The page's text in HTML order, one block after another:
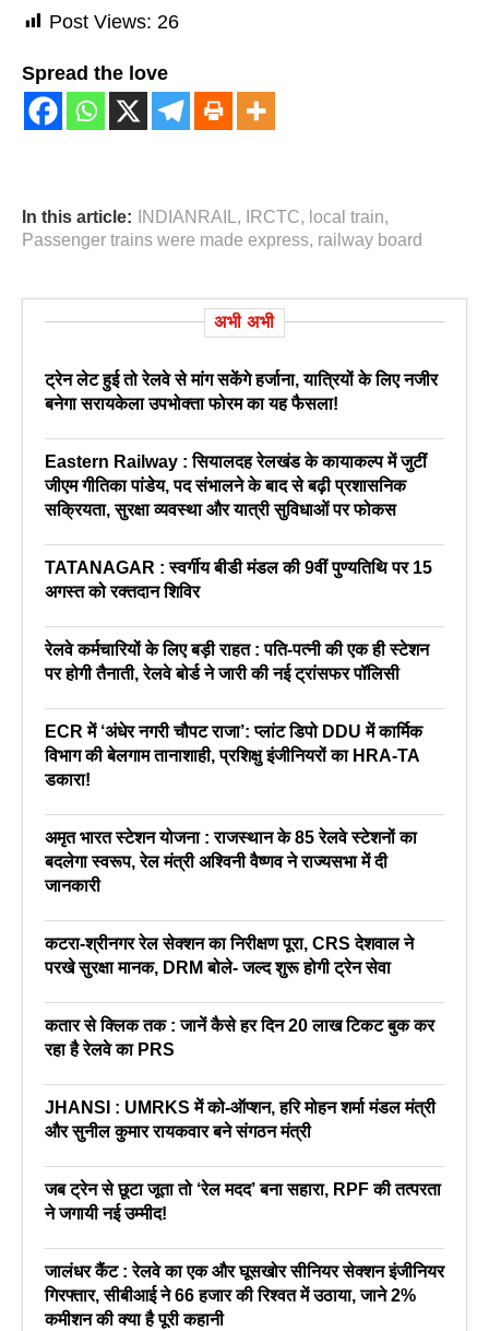
Post Views: 26
Spread the love
In this article: INDIANRAIL , IRCTC, local train,
Passenger trains were made express, railway board
अभी अभी
ट्रेन लेट हुई तो रेलवे से मांग सकेंगे हर्जाना, यात्रियों के लिए नजीर
बनेगा सरायकेला उपभोक्ता फोरम का यह फैसला!
Eastern Railway : सियालदह रेलखंड के कायाकल्प में जुटीं
जीएम गीतिका पांडेय, पद संभालने के बाद से बढ़ी प्रशासनिक
सक्रियता, सुरक्षा व्यवस्था और यात्री सुविधाओं पर फोकस
TATANAGAR : स्वर्गीय बीडी मंडल की 9वीं पुण्यतिथि पर 15
अगस्त को रक्तदान शिविर
रेलवे कर्मचारियों के लिए बड़ी राहत : पति-पत्नी की एक ही स्टेशन
पर होगी तैनाती, रेलवे बोर्ड ने जारी की नई ट्रांसफर पॉलिसी
ECR में ‘अंधेर नगरी चौपट राजा’: प्लांट डिपो DDU में कार्मिक
विभाग की बेलगाम तानाशाही, प्रशिक्षु इंजीनियरों का HRA-TA
डकारा!
अमृत भारत स्टेशन योजना : राजस्थान के 85 रेलवे स्टेशनों का
बदलेगा स्वरूप, रेल मंत्री अश्विनी वैष्णव ने राज्यसभा में दी
जानकारी
कटरा-श्रीनगर रेल सेक्शन का निरीक्षण पूरा, CRS देशवाल ने
परखे सुरक्षा मानक, DRM बोले- जल्द शुरू होगी ट्रेन सेवा
कतार से क्लिक तक : जानें कैसे हर दिन 20 लाख टिकट बुक कर
रहा है रेलवे का PRS
JHANSI : UMRKS में को-ऑप्शन, हरि मोहन शर्मा मंडल मंत्री
और सुनील कुमार रायकवार बने संगठन मंत्री
जब ट्रेन से छूटा जूता तो ‘रेल मदद’ बना सहारा, RPF की तत्परता
ने जगायी नई उम्मीद!
जालंधर कैंट : रेलवे का एक और घूसखोर सीनियर सेक्शन इंजीनियर
गिरफ्तार, सीबीआई ने 66 हजार की रिश्वत में उठाया, जाने 2%
कमीशन की क्या है पूरी कहानी